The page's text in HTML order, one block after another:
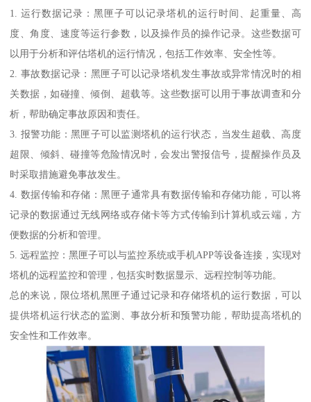
1. 运行数据记录：黑匣子可以记录塔机的运行时间、起重量、高
度、角度、速度等运行参数，以及操作员的操作记录。这些数据可
以用于分析和评估塔机的运行情况，包括工作效率、安全性等。
2. 事故数据记录：黑匣子可以记录塔机发生事故或异常情况时的相
关数据，如碰撞、倾倒、超载等。这些数据可以用于事故调查和分
析，帮助确定事故原因和责任。
3. 报警功能：黑匣子可以监测塔机的运行状态，当发生超载、高度
超限、倾斜、碰撞等危险情况时，会发出警报信号，提醒操作员及
时采取措施避免事故发生。
4. 数据传输和存储：黑匣子通常具有数据传输和存储功能，可以将
记录的数据通过无线网络或存储卡等方式传输到计算机或云端，方
便数据的分析和管理。
5. 远程监控：黑匣子可以与监控系统或手机APP等设备连接，实现对
塔机的远程监控和管理，包括实时数据显示、远程控制等功能。
总的来说，限位塔机黑匣子通过记录和存储塔机的运行数据，可以
提供塔机运行状态的监测、事故分析和预警功能，帮助提高塔机的
安全性和工作效率。